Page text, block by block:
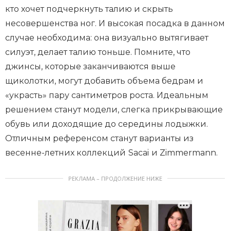
кто хочет подчеркнуть талию и скрыть
несовершенства ног. И высокая посадка в данном
случае необходима: она визуально вытягивает
силуэт, делает талию тоньше. Помните, что
джинсы, которые заканчиваются выше
щиколотки, могут добавить объема бедрам и
«украсть» пару сантиметров роста. Идеальным
решением станут модели, слегка прикрывающие
обувь или доходящие до середины лодыжки.
Отличным референсом станут варианты из
весенне-летних коллекций Sacai и Zimmermann.
РЕКЛАМА – ПРОДОЛЖЕНИЕ НИЖЕ